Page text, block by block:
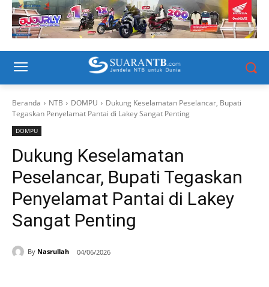
Beranda NTB DOMPU
Dukung Keselamatan Peselancar, Bupati
Tegaskan Penyelamat Pantai di Lakey Sangat Penting
DOMPU
Dukung Keselamatan
Peselancar, Bupati Tegaskan
Penyelamat Pantai di Lakey
Sangat Penting
By Nasrullah 04/06/2026